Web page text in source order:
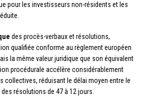
pour les investisseurs non-résidents et les
des procès-verbaux et résolutions,
qualifiée conforme au règlement européen
la même valeur juridique que son équivalent
procédurale accélère considérablement
collectives, réduisant le délai moyen entre le
résolutions de 47 à 12 jours.